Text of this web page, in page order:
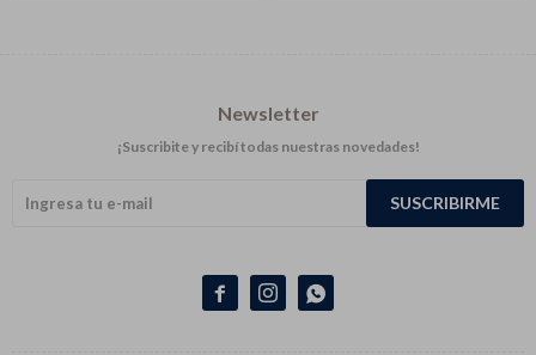
  
Newsletter
¡Suscribite y recibí todas nuestras novedades!
SUSCRIBIRME